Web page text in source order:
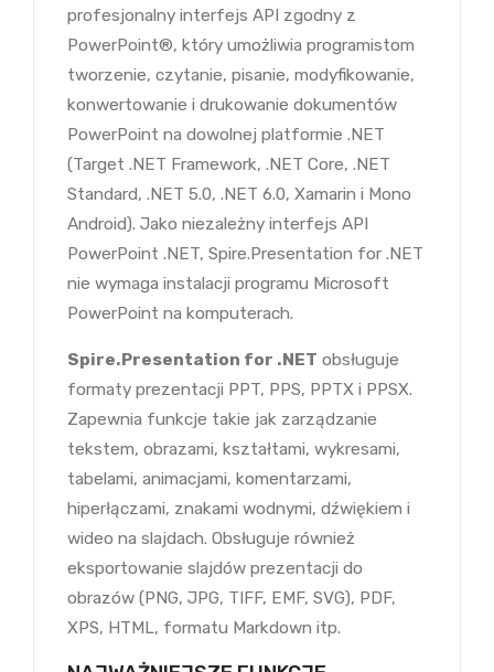
profesjonalny interfejs API zgodny z
PowerPoint®, który umożliwia programistom
tworzenie, czytanie, pisanie, modyfikowanie,
konwertowanie i drukowanie dokumentów
PowerPoint na dowolnej platformie .NET
(Target .NET Framework, .NET Core, .NET
Standard, .NET 5.0, .NET 6.0, Xamarin i Mono
Android). Jako niezależny interfejs API
PowerPoint .NET, Spire.Presentation for .NET
nie wymaga instalacji programu Microsoft
PowerPoint na komputerach.
Spire.Presentation for .NET obsługuje
formaty prezentacji PPT, PPS, PPTX i PPSX.
Zapewnia funkcje takie jak zarządzanie
tekstem, obrazami, kształtami, wykresami,
tabelami, animacjami, komentarzami,
hiperłączami, znakami wodnymi, dźwiękiem i
wideo na slajdach. Obsługuje również
eksportowanie slajdów prezentacji do
obrazów (PNG, JPG, TIFF, EMF, SVG), PDF,
XPS, HTML, formatu Markdown itp.